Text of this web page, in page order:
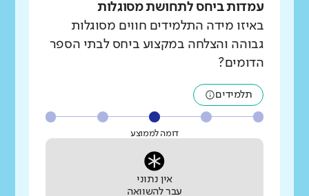
עמדות ביחס לתחושת מסוגלות
באיזו מידה התלמידים חווים מסוגלות
גבוהה והצלחה במקצוע ביחס לבתי הספר
הדומים?
תלמידים
דומה לממוצע
אין נתוני
עבר להשוואה